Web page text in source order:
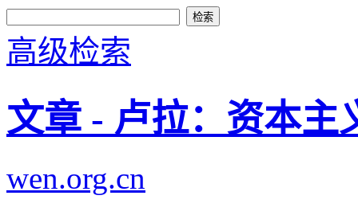
高级检索
文章 - 卢拉：资本主
wen.org.cn